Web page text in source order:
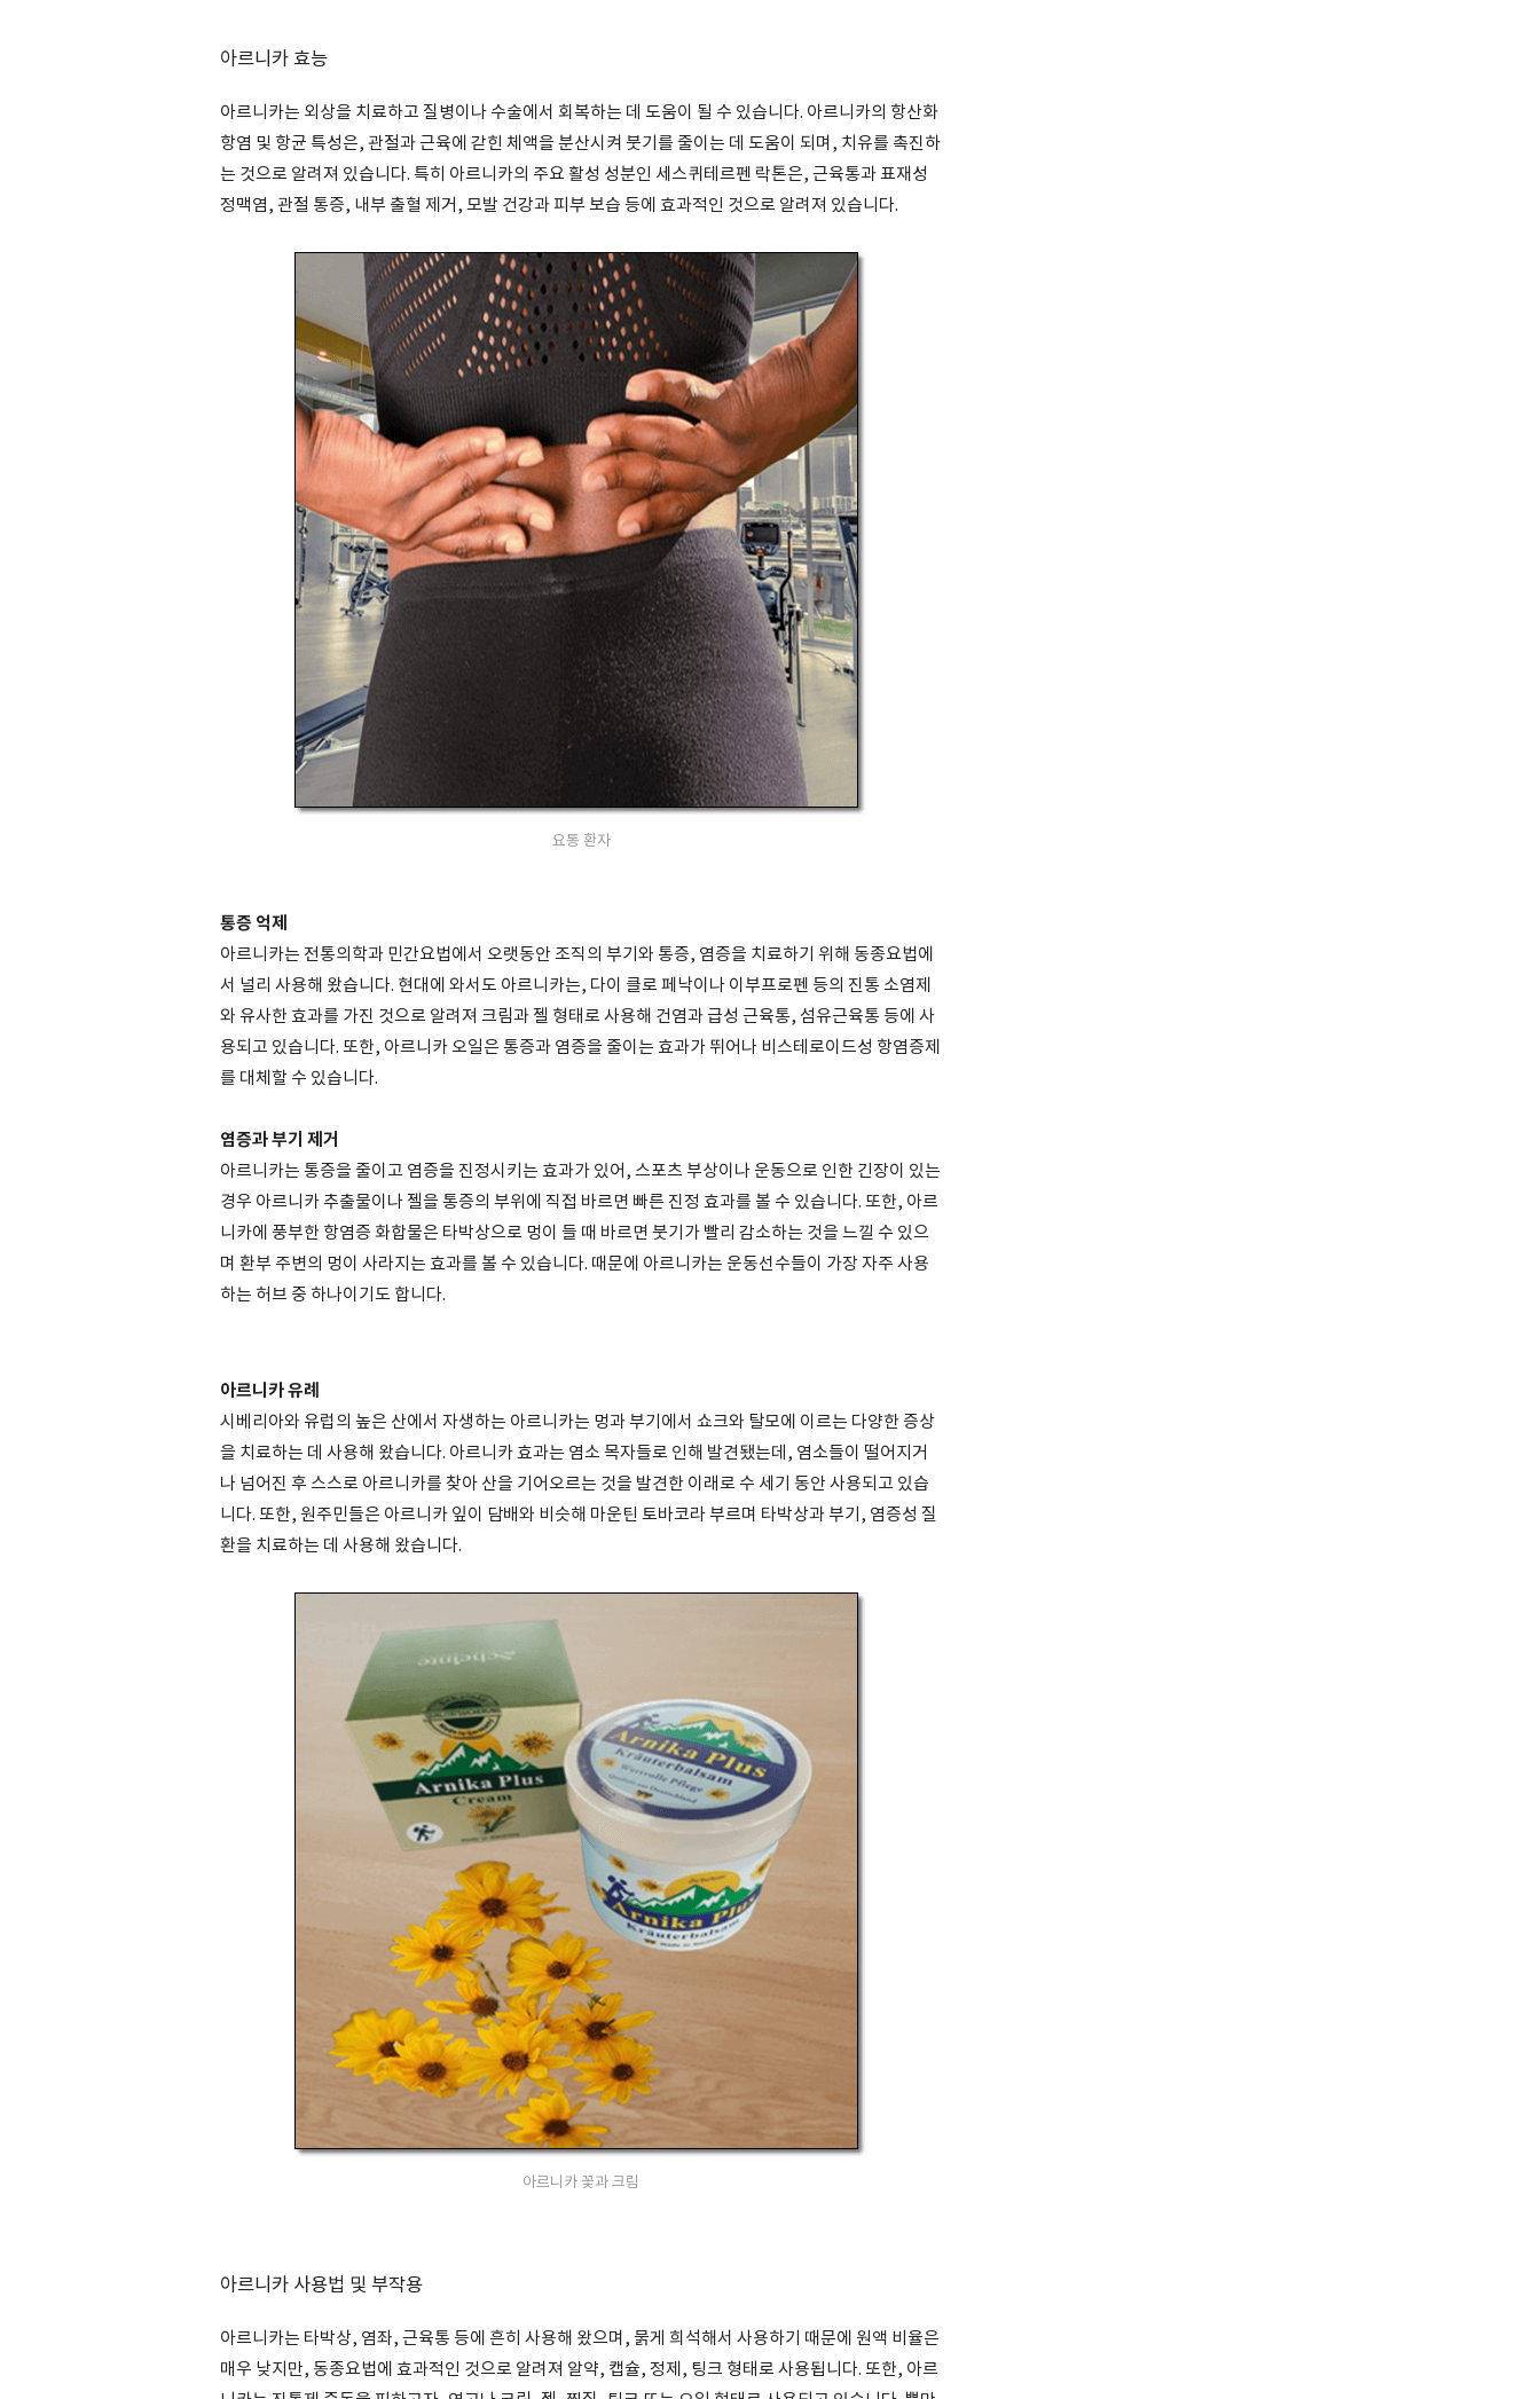
아르니카 효능
아르니카는 외상을 치료하고 질병이나 수술에서 회복하는 데 도움이 될 수 있습니다. 아르니카의 항산화
항염 및 항균 특성은, 관절과 근육에 갇힌 체액을 분산시켜 붓기를 줄이는 데 도움이 되며, 치유를 촉진하
는 것으로 알려져 있습니다. 특히 아르니카의 주요 활성 성분인 세스퀴테르펜 락톤은, 근육통과 표재성
정맥염, 관절 통증, 내부 출혈 제거, 모발 건강과 피부 보습 등에 효과적인 것으로 알려져 있습니다.
요통 환자
통증 억제
아르니카는 전통의학과 민간요법에서 오랫동안 조직의 부기와 통증, 염증을 치료하기 위해 동종요법에
서 널리 사용해 왔습니다. 현대에 와서도 아르니카는, 다이 클로 페낙이나 이부프로펜 등의 진통 소염제
와 유사한 효과를 가진 것으로 알려져 크림과 젤 형태로 사용해 건염과 급성 근육통, 섬유근육통 등에 사
용되고 있습니다. 또한, 아르니카 오일은 통증과 염증을 줄이는 효과가 뛰어나 비스테로이드성 항염증제
를 대체할 수 있습니다.
염증과 부기 제거
아르니카는 통증을 줄이고 염증을 진정시키는 효과가 있어, 스포츠 부상이나 운동으로 인한 긴장이 있는
경우 아르니카 추출물이나 젤을 통증의 부위에 직접 바르면 빠른 진정 효과를 볼 수 있습니다. 또한, 아르
니카에 풍부한 항염증 화합물은 타박상으로 멍이 들 때 바르면 붓기가 빨리 감소하는 것을 느낄 수 있으
며 환부 주변의 멍이 사라지는 효과를 볼 수 있습니다. 때문에 아르니카는 운동선수들이 가장 자주 사용
하는 허브 중 하나이기도 합니다.
아르니카 유례
시베리아와 유럽의 높은 산에서 자생하는 아르니카는 멍과 부기에서 쇼크와 탈모에 이르는 다양한 증상
을 치료하는 데 사용해 왔습니다. 아르니카 효과는 염소 목자들로 인해 발견됐는데, 염소들이 떨어지거
나 넘어진 후 스스로 아르니카를 찾아 산을 기어오르는 것을 발견한 이래로 수 세기 동안 사용되고 있습
니다. 또한, 원주민들은 아르니카 잎이 담배와 비슷해 마운틴 토바코라 부르며 타박상과 부기, 염증성 질
환을 치료하는 데 사용해 왔습니다.
아르니카 꽃과 크림
아르니카 사용법 및 부작용
아르니카는 타박상, 염좌, 근육통 등에 흔히 사용해 왔으며, 묽게 희석해서 사용하기 때문에 원액 비율은
매우 낮지만, 동종요법에 효과적인 것으로 알려져 알약, 캡슐, 정제, 팅크 형태로 사용됩니다. 또한, 아르